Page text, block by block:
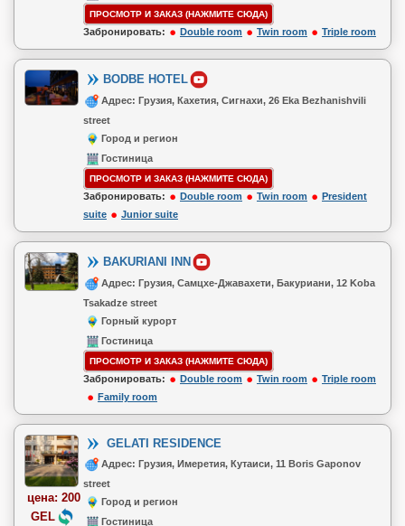
ПРОСМОТР И ЗАКАЗ (НАЖМИТЕ СЮДА)
Забронировать: Double room Twin room Triple room
BODBE HOTEL
Адрес: Грузия, Кахетия, Сигнахи, 26 Eka Bezhanishvili
street
Город и регион
Гостиница
ПРОСМОТР И ЗАКАЗ (НАЖМИТЕ СЮДА)
Забронировать: Double room Twin room
President
suite
Junior suite
BAKURIANI INN
Адрес: Грузия, Самцхе-Джавахети, Бакуриани, 12 Koba
Tsakadze street
Горный курорт
Гостиница
ПРОСМОТР И ЗАКАЗ (НАЖМИТЕ СЮДА)
Забронировать: Double room Twin room
Triple room
Family room
цена: 200
GEL
GELATI RESIDENCE
Адрес: Грузия, Имеретия, Кутаиси, 11 Boris Gaponov
street
Город и регион
Гостиница